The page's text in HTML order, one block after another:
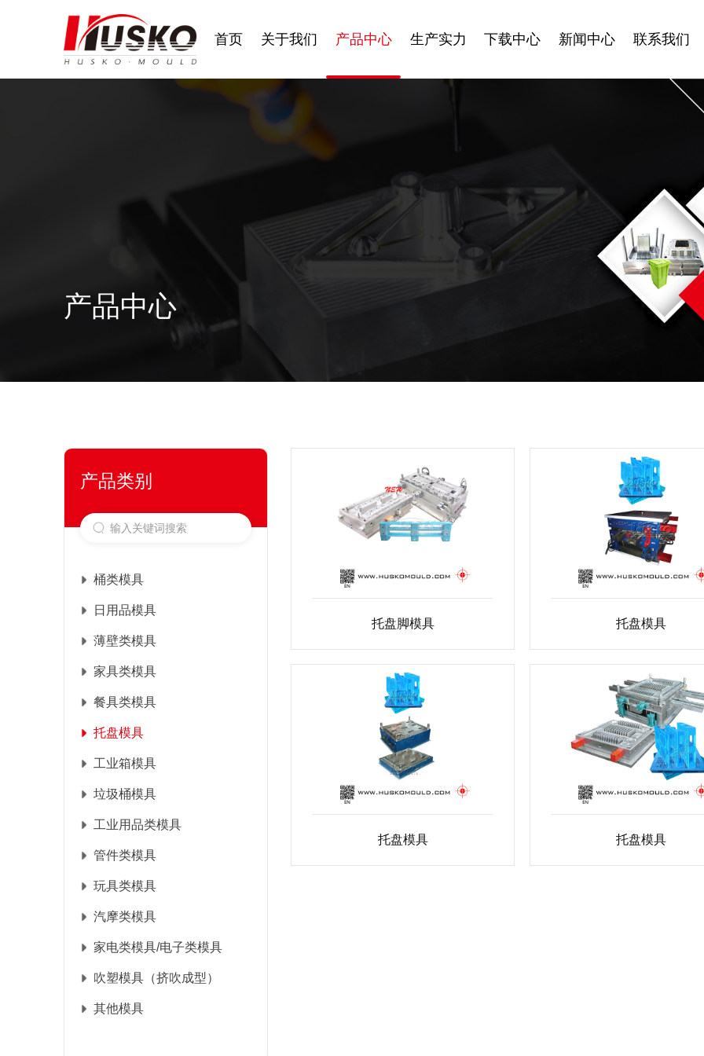
首页 关于我们 产品中心 生产实力 下载中心 新闻中心 联系我们
产品中心
产品类别
桶类模具
日用品模具
薄壁类模具
家具类模具
餐具类模具
托盘模具
工业箱模具
垃圾桶模具
工业用品类模具
管件类模具
玩具类模具
汽摩类模具
家电类模具/电子类模具
吹塑模具（挤吹成型）
其他模具
托盘脚模具 托盘模具
托盘模具 托盘模具